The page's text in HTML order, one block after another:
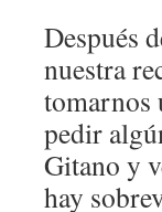
Después
nuestra
tomarnos
pedir
Gitano y
hay